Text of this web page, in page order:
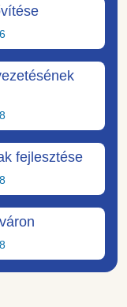
fejlesztése